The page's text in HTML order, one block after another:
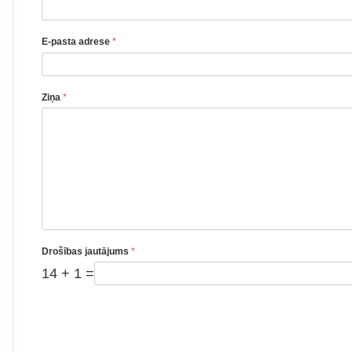
E-pasta adrese *
Ziņa *
Drošības jautājums *
14 + 1 =